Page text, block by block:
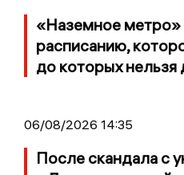
«Наземное метро»
расписанию,
до которых нельзя
06/08/2026 14:35
После скандала с